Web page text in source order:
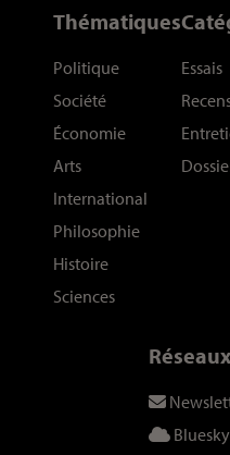
Thématiques
Politique
Société
Économie
Arts
International
Philosophie
Histoire
Sciences
Essais
Réseaux
Bluesky